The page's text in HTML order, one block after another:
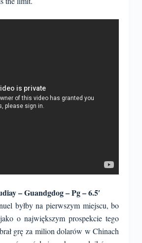
– Guandgdog – Pg – 6.5′
byłby na pierwszym miejscu, bo
o największym prospekcie tego
grę za milion dolarów w Chinach